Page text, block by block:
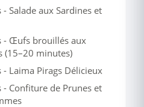
Salade aux Sardines et
- Œufs brouillés aux
(15–20 minutes)
Laima Pirags Délicieux
Confiture de Prunes et